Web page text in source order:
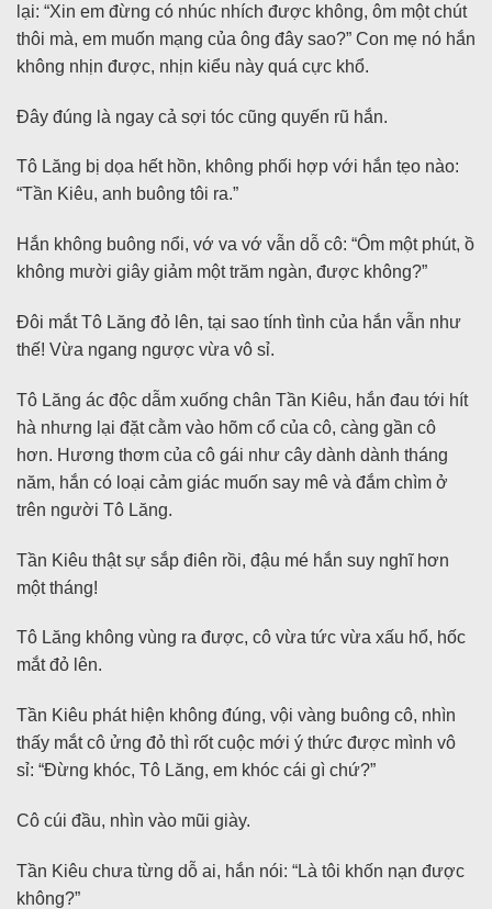
lại: “Xin em đừng có nhúc nhích được không, ôm một chút
thôi mà, em muốn mạng của ông đây sao?” Con mẹ nó hắn
không nhịn được, nhịn kiểu này quá cực khổ.
Đây đúng là ngay cả sợi tóc cũng quyến rũ hắn.
Tô Lăng bị dọa hết hồn, không phối hợp với hắn tẹo nào:
“Tần Kiêu, anh buông tôi ra.”
Hắn không buông nổi, vớ va vớ vẫn dỗ cô: “Ôm một phút, ồ
không mười giây giảm một trăm ngàn, được không?”
Đôi mắt Tô Lăng đỏ lên, tại sao tính tình của hắn vẫn như
thế! Vừa ngang ngược vừa vô sỉ.
Tô Lăng ác độc dẫm xuống chân Tần Kiêu, hắn đau tới hít
hà nhưng lại đặt cằm vào hõm cổ của cô, càng gần cô
hơn. Hương thơm của cô gái như cây dành dành tháng
năm, hắn có loại cảm giác muốn say mê và đắm chìm ở
trên người Tô Lăng.
Tần Kiêu thật sự sắp điên rồi, đậu mé hắn suy nghĩ hơn
một tháng!
Tô Lăng không vùng ra được, cô vừa tức vừa xấu hổ, hốc
mắt đỏ lên.
Tần Kiêu phát hiện không đúng, vội vàng buông cô, nhìn
thấy mắt cô ửng đỏ thì rốt cuộc mới ý thức được mình vô
sỉ: “Đừng khóc, Tô Lăng, em khóc cái gì chứ?”
Cô cúi đầu, nhìn vào mũi giày.
Tần Kiêu chưa từng dỗ ai, hắn nói: “Là tôi khốn nạn được
không?”